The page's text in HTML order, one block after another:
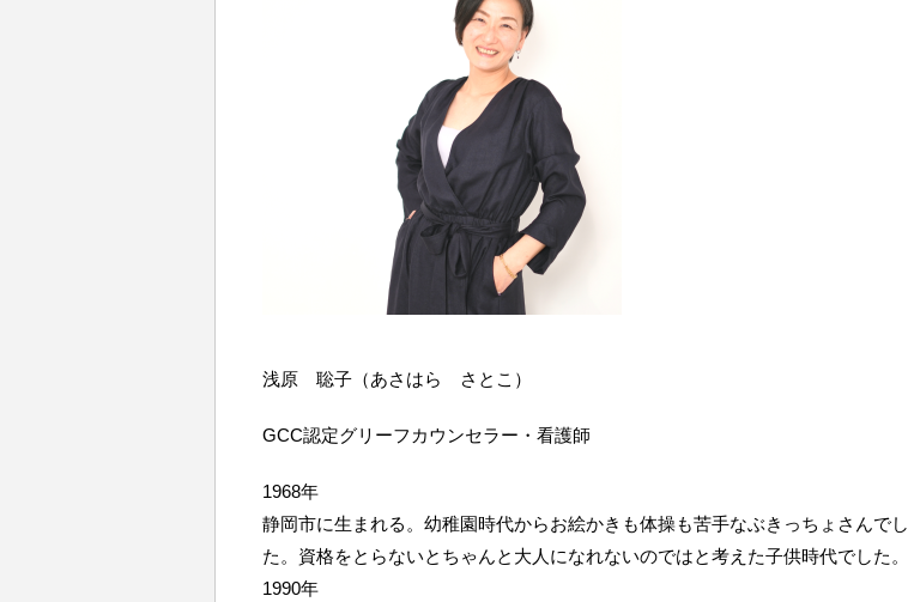
浅原 聡子（あさはら さとこ）
GCC認定グリーフカウンセラー・看護師
1968年
静岡市に生まれる。幼稚園時代からお絵かきも体操も苦手なぶきっちょさんでし
た。資格をとらないとちゃんと大人になれないのではと考えた子供時代でした。
1990年